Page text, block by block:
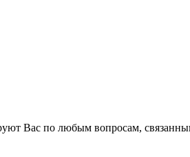
Вас по любым вопросам,